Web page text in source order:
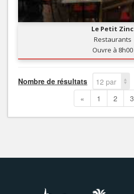
Le Petit Zinc
Restaurants
Ouvre à 8h00
Nombre de résultats
12 par
page
« 1 2 3